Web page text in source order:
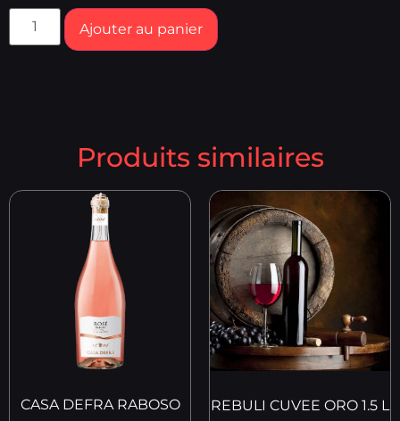
Ajouter au panier
Produits similaires
CASA DEFRA RABOSO
REBULI CUVEE ORO 1.5 L